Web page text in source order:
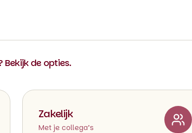
Bekijk de opties.
Zakelijk
Met je collega’s